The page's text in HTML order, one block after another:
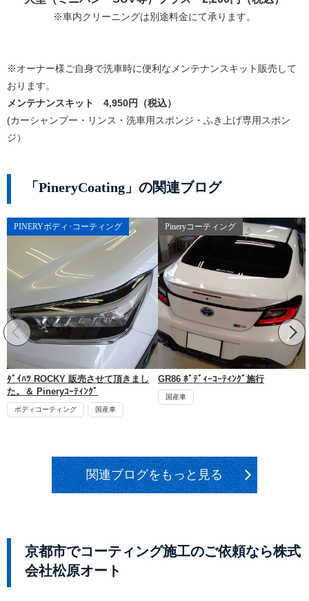
※車内クリーニングは別途料金にて承ります。
※オーナー様ご自身で洗車時に便利なメンテナンスキット販売して
おります。
メンテナンスキット 4,950円（税込）
(カーシャンプー・リンス・洗車用スポンジ・ふき上げ専用スポン
ジ）
「PineryCoating」の関連ブログ
PINERYボディ･コーティング
ﾀﾞｲﾊﾂ ROCKY 販売させて頂きまし
た。＆ Pineryｺｰﾃｨﾝｸﾞ
ボディコーティング 国産車
Pineryコーティング
GR86 ﾎﾞﾃﾞｨｰｺｰﾃｨﾝｸﾞ施行
国産車
関連ブログをもっと見る
京都市でコーティング施工のご依頼なら株式
会社松原オート